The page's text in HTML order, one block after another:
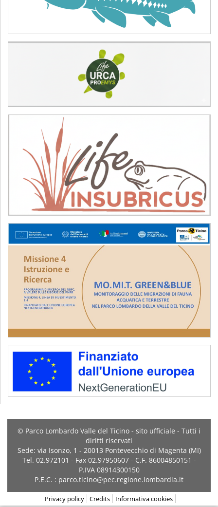
© Parco Lombardo Valle del Ticino - sito ufficiale - Tutti i
diritti riservati
Sede: via Isonzo, 1 - 20013 Pontevecchio di Magenta (MI)
Tel. 02.972101 - Fax 02.97950607 - C.F. 86004850151 -
P.IVA 08914300150
P.E.C. : parco.ticino@pec.regione.lombardia.it
Privacy policy Credits Informativa cookies